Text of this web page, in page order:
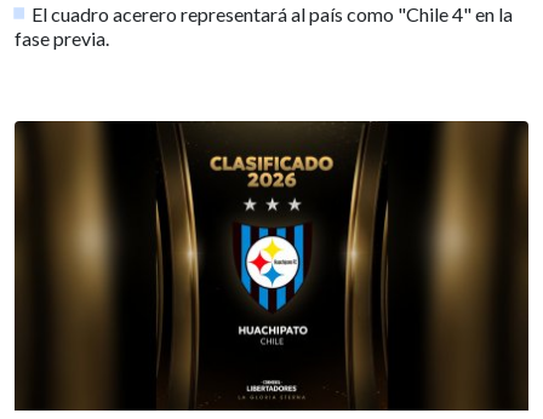
El cuadro acerero representará al país como "Chile 4" en la
fase previa.